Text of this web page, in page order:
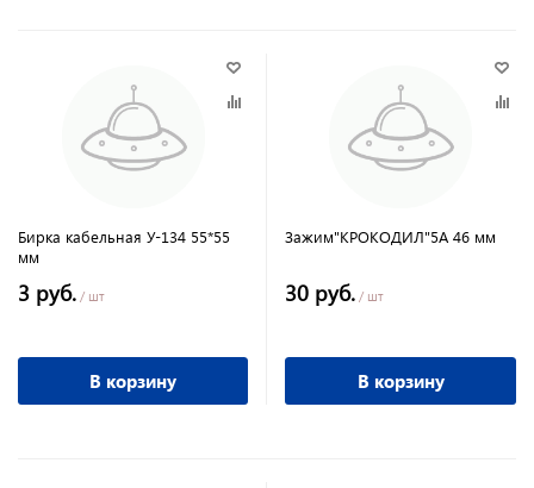
Бирка кабельная У-134 55*55
мм
3 руб. / шт
В корзину
Зажим"КРОКОДИЛ"5А 46 мм
30 руб. / шт
В корзину